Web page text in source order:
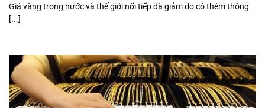
Giá vàng trong nước và thế giới nối tiếp đà giảm do có thêm thông
[...]